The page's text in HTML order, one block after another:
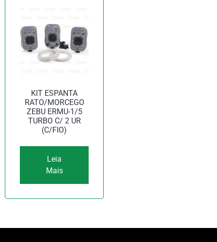
KIT ESPANTA
RATO/MORCEGO
ZEBU ERMU-1/5
TURBO C/ 2 UR
(C/FIO)
Leia
Mais